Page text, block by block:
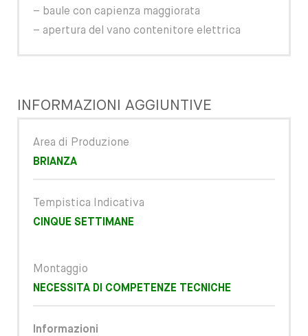
– baule con capienza maggiorata
– apertura del vano contenitore elettrica
INFORMAZIONI AGGIUNTIVE
Area di Produzione
BRIANZA
Tempistica Indicativa
CINQUE SETTIMANE
Montaggio
NECESSITA DI COMPETENZE TECNICHE
Informazioni